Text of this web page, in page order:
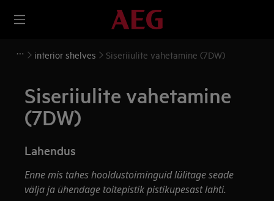
interior shelves Siseriiulite vahetamine (7DW)
Siseriiulite vahetamine
(7DW)
Lahendus
Enne mis tahes hooldustoiminguid lülitage seade
välja ja ühendage toitepistik pistikupesastlahti.